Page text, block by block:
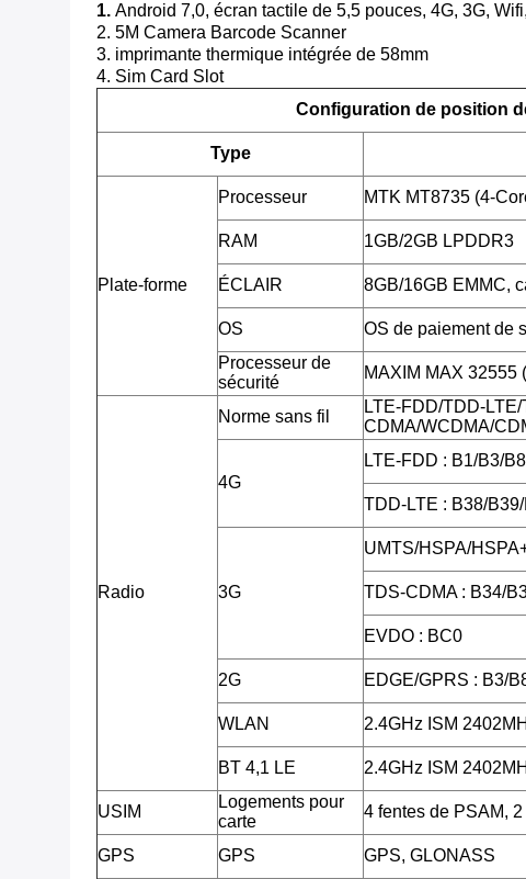
1. Android 7,0, écran tactile de 5,5 pouces, 4G, 3G,
2. 5M Camera Barcode Scanner
3. imprimante thermique intégrée de 58mm
4. Sim Card Slot
Configuration de position
Type
Plate-forme
Processeur MTK MT8735 (4-
RAM 1GB/2GB LPDDR3
ÉCLAIR 8GB/16GB EMMC,
OS
OS de paiement de
Processeur de
sécurité
MAXIM MAX 32555
Radio
Norme sans fil
LTE-FDD/TDD-
CDMA/WCDMA/
4G
LTE-FDD : B1/B3/
TDD-LTE : B38/
3G
UMTS/HSPA/
TDS-CDMA : B34/
EVDO : BC0
2G EDGE/GPRS : B3/
WLAN 2.4GHz ISM
BT 4,1 LE 2.4GHz ISM
USIM
Logements pour
carte
4 fentes de PSAM,
GPS GPS GPS, GLONASS